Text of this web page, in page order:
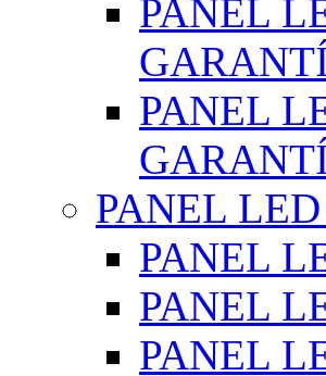
PANEL
PANEL
PANEL
PANEL
PANEL
PANEL